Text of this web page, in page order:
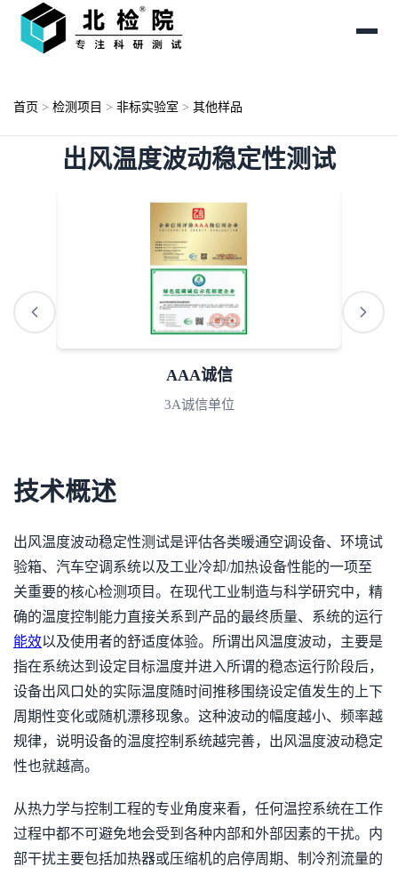
首页 > 检测项目 > 非标实验室 > 其他样品
出风温度波动稳定性测试
ISO资质
拥有ISO资质认证
技术概述
出风温度波动稳定性测试是评估各类暖通空调设备、环境试
验箱、汽车空调系统以及工业冷却/加热设备性能的一项至
关重要的核心检测项目。在现代工业制造与科学研究中，精
确的温度控制能力直接关系到产品的最终质量、系统的运行
能效以及使用者的舒适度体验。所谓出风温度波动，主要是
指在系统达到设定目标温度并进入所谓的稳态运行阶段后，
设备出风口处的实际温度随时间推移围绕设定值发生的上下
周期性变化或随机漂移现象。这种波动的幅度越小、频率越
规律，说明设备的温度控制系统越完善，出风温度波动稳定
性也就越高。
从热力学与控制工程的专业角度来看，任何温控系统在工作
过程中都不可避免地会受到各种内部和外部因素的干扰。内
部干扰主要包括加热器或压缩机的启停周期、制冷剂流量的